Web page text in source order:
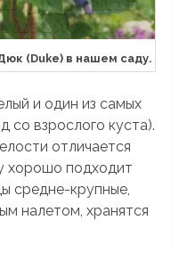
(Duke) в нашем саду.
и один из самых
со взрослого куста).
отличается
хорошо подходит
средне-крупные,
налетом, хранятся